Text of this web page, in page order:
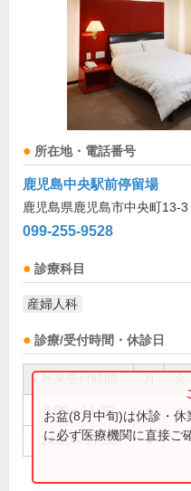
所在地・電話番号
鹿児島中央駅前停留場
鹿児島県鹿児島市中央町13-3
099-255-9528
診療科目
産婦人科
診療/受付時間・休診日
9:00～11:30 ● ●
14:00～17:30 ●
お盆(8月中旬)は休診・
に必ず医療機関に直接ご